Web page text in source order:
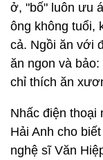
ở, "bố" luôn ưu
ông không tuổi,
cả. Ngồi ăn với
ăn ngon và
chỉ thích ăn
Nhấc điện thoại
Hải Anh cho
nghệ sĩ Văn